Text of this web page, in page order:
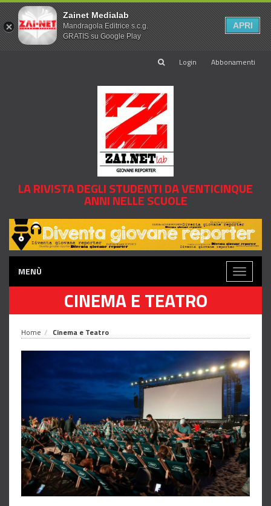
Login Abbonamenti
LA RIVISTA DEGLI STUDENTI DA VENTICINQUE
ANNI NELLE SCUOLE
MENÙ
Toggle
CINEMA E TEATRO
Home Cinema e Teatro
Zainet Medialab
Mandragola Editrice s.c.g.
GRATIS su Google Play
APRI